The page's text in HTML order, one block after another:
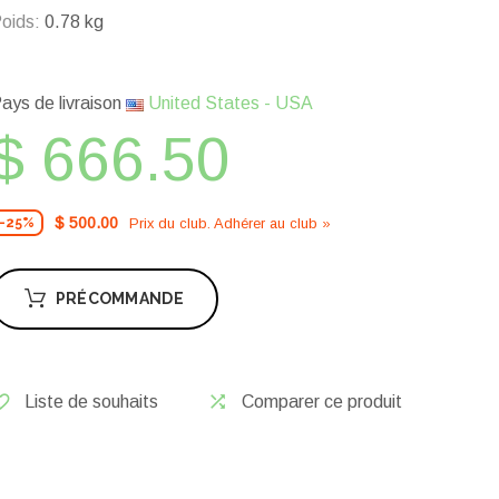
0.78 kg
de livraison United States - USA
666.50
-25% $ 500.00 Prix ​​du club. Adhérer au club »
PRÉCOMMANDE
Liste de souhaits Comparer ce produit